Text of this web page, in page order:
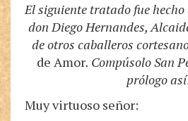
El siguiente tratado fue
don Diego Hernandes,
de otros caballeros
de Amor. Compúsolo San
prólogo
Muy virtuoso señor: